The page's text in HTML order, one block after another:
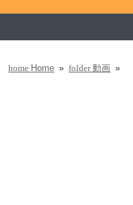
home Home » folder動画 »